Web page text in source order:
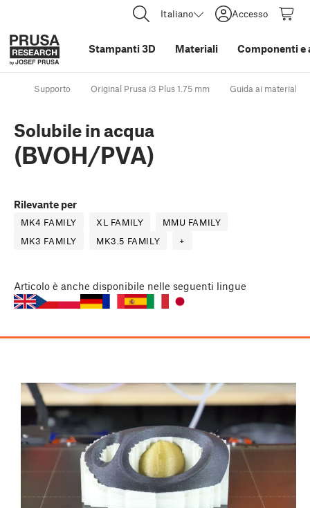
Italiano Accesso
Stampanti 3D Materiali Componenti e
Supporto Original Prusa i3 Plus 1.75 mm Guida ai materiali
Solubile in acqua
(BVOH/PVA)
Rilevante per
MK4 FAMILY XL FAMILY
MMU FAMILY
MK3 FAMILY
MK3.5 FAMILY +
Articolo è anche disponibile nelle seguenti lingue